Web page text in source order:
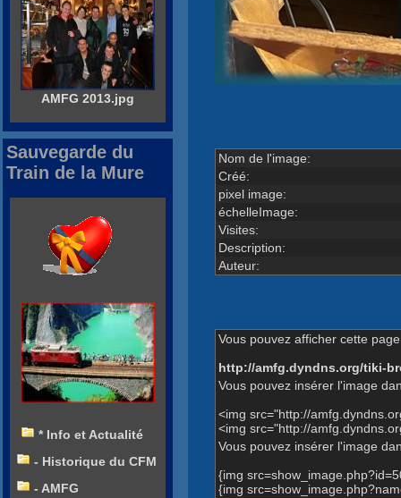
Nom de l'image:
Créé:
pixel image:
échelleImage:
Visites:
Description:
Auteur:
Vous pouvez afficher cette
http://amfg.dyndns.org/tiki-
Vous pouvez insérer l'image
<img src="http://
<img src="http://
Vous pouvez insérer l'image
{img
{img
AMFG 2013.jpg
Sauvegarde du
Train de la Mure
* Info et Actualité
- Historique du CFM
- AMFG